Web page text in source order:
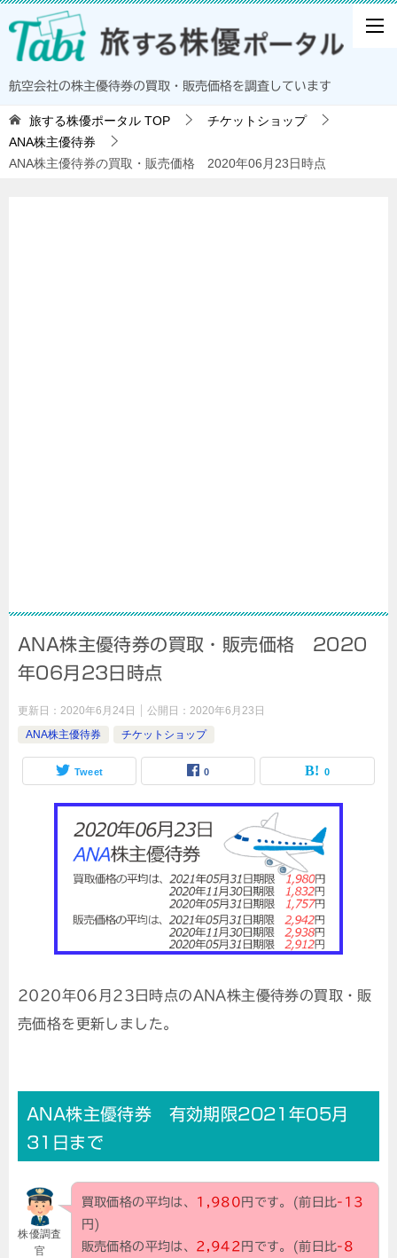
航空会社の株主優待券の買取・販売価格を調査しています
旅する株優ポータル TOP
チケットショップ
ANA株主優待券
ANA株主優待券の買取・販売価格 2020年06月23日時点
ANA株主優待券の買取・販売価格 2020
年06月23日時点
更新日： 2020年6月24日 公開日： 2020年6月23日
ANA株主優待券
チケットショップ
Tweet 0 0
2020年06月23日時点のANA株主優待券の買取・販
売価格を更新しました。
ANA株主優待券 有効期限2021年05月
31日まで
株優調査
官
買取価格の平均は、 1,980 円です。(前日比-13
円)
販売価格の平均は、 2,942 円です。(前日比-8